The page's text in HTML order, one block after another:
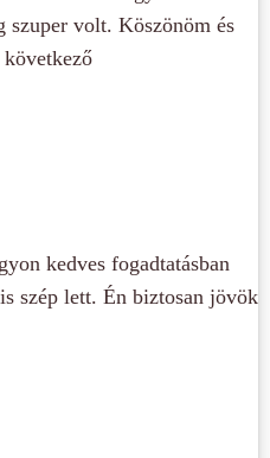
szuper volt. Köszönöm és
kedves fogadtatásban
szép lett. Én biztosan jövök